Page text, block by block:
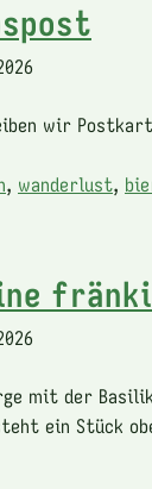
wir
, wanderlust,
mit der
ein Stück